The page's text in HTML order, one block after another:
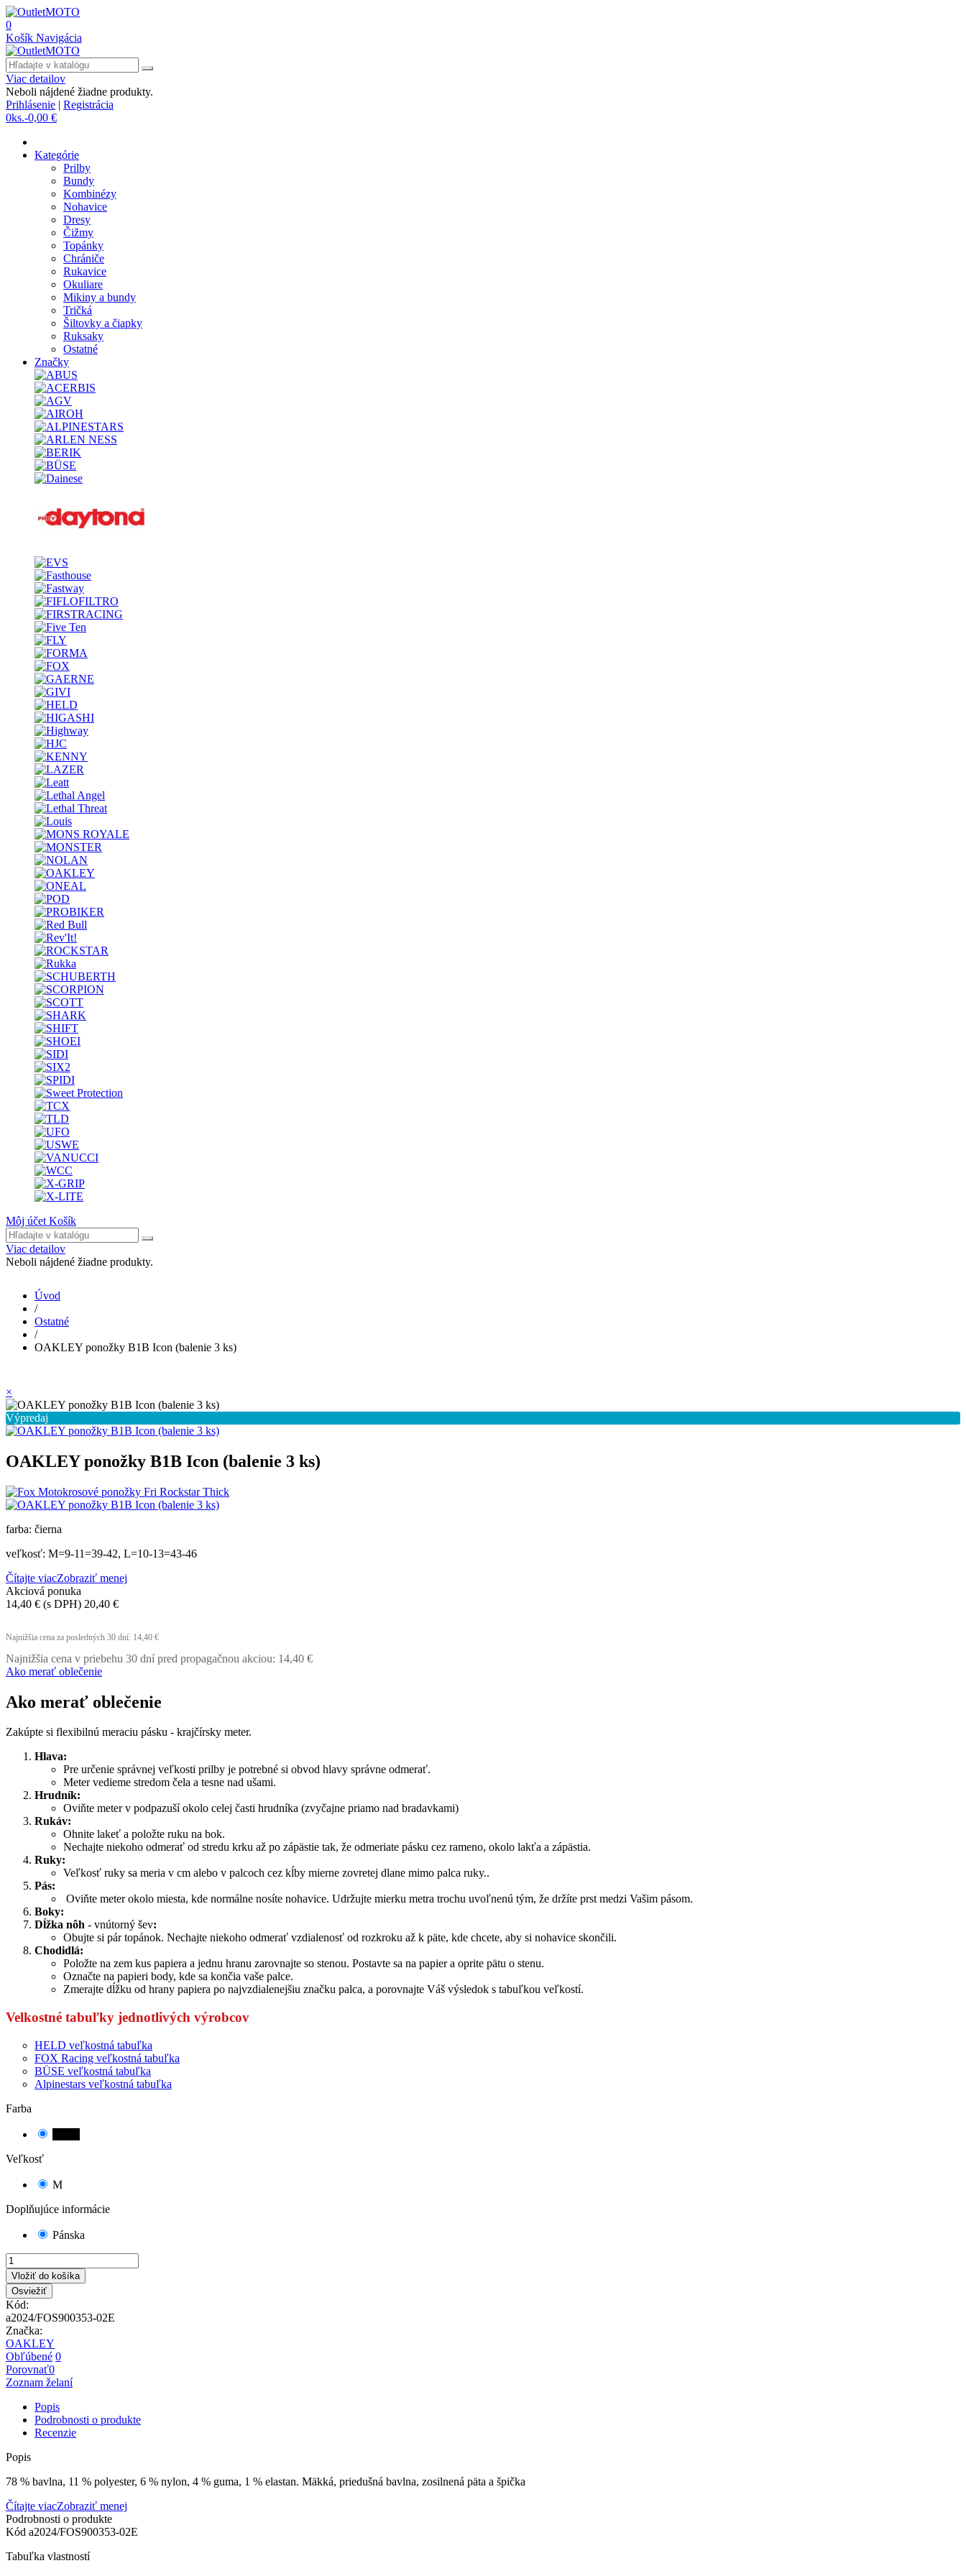
0
Košík Navigácia
Viac detailov
Neboli nájdené žiadne produkty.
Prihlásenie | Registrácia
0ks.-0,00 €
Kategórie
Prilby
Bundy
Kombinézy
Nohavice
Dresy
Čižmy
Topánky
Chrániče
Rukavice
Okuliare
Mikiny a bundy
Tričká
Šiltovky a čiapky
Ruksaky
Ostatné
Značky
Môj účet Košík
Viac detailov
Neboli nájdené žiadne produkty.
Úvod
/
Ostatné
/
OAKLEY ponožky B1B Icon (balenie 3 ks)
×
Výpredaj
OAKLEY ponožky B1B Icon (balenie 3 ks)
farba: čierna
veľkosť: M=9-11=39-42, L=10-13=43-46
Čítajte viacZobraziť menej
Akciová ponuka
14,40 € (s DPH) 20,40 €
Najnižšia cena za posledných 30 dní: 14,40 €
Najnižšia cena v priebehu 30 dní pred propagačnou akciou: 14,40 €
Ako merať oblečenie
Ako merať oblečenie
Zakúpte si flexibilnú meraciu pásku - krajčírsky meter.
Hlava:
Pre určenie správnej veľkosti prilby je potrebné si obvod hlavy správne odmerať.
Meter vedieme stredom čela a tesne nad ušami.
Hrudník:
Oviňte meter v podpazuší okolo celej časti hrudníka (zvyčajne priamo nad bradavkami)
Rukáv:
Ohnite lakeť a položte ruku na bok.
Nechajte niekoho odmerať od stredu krku až po zápästie tak, že odmeriate pásku cez rameno, okolo lakťa a zápästia.
Ruky:
Veľkosť ruky sa meria v cm alebo v palcoch cez kĺby mierne zovretej dlane mimo palca ruky..
Pás:
Oviňte meter okolo miesta, kde normálne nosíte nohavice. Udržujte mierku metra trochu uvoľnenú tým, že držíte prst medzi Vašim pásom.
Boky:
Dĺžka nôh - vnútorný šev:
Obujte si pár topánok. Nechajte niekoho odmerať vzdialenosť od rozkroku až k päte, kde chcete, aby si nohavice skončili.
Chodidlá:
Položte na zem kus papiera a jednu hranu zarovnajte so stenou. Postavte sa na papier a oprite pätu o stenu.
Označte na papieri body, kde sa končia vaše palce.
Zmerajte dĺžku od hrany papiera po najvzdialenejšiu značku palca, a porovnajte Váš výsledok s tabuľkou veľkostí.
Velkostné tabuľky jednotlivých výrobcov
HELD veľkostná tabuľka
FOX Racing veľkostná tabuľka
BÜSE veľkostná tabuľka
Alpinestars veľkostná tabuľka
Farba
Veľkosť
M
Doplňujúce informácie
Pánska
Vložiť do košíka
Kód:
a2024/FOS900353-02E
Značka:
OAKLEY
Obľúbené 0
Porovnať0
Zoznam želaní
Popis
Podrobnosti o produkte
Recenzie
Popis
78 % bavlna, 11 % polyester, 6 % nylon, 4 % guma, 1 % elastan. Mäkká, priedušná bavlna, zosilnená päta a špička
Čítajte viacZobraziť menej
Podrobnosti o produkte
Kód a2024/FOS900353-02E
Tabuľka vlastností